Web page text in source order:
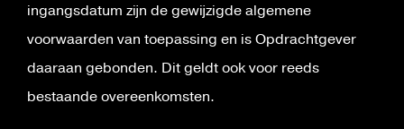
ingangsdatum zijn de gewijzigde algemene
voorwaarden van toepassing en is Opdrachtgever
daaraan gebonden. Dit geldt ook voor reeds
bestaande overeenkomsten.